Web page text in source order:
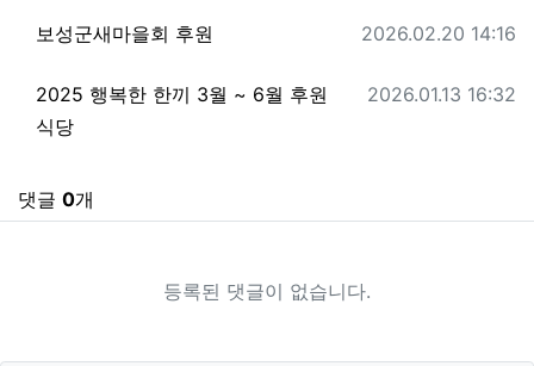
관련자료
보성군새마을회 후원 작성일
2026.02.20 14:16
2025 행복한 한끼 3월 ~ 6월 후원
식당
작성일
2026.01.13 16:32
댓글 0개
등록된 댓글이 없습니다.